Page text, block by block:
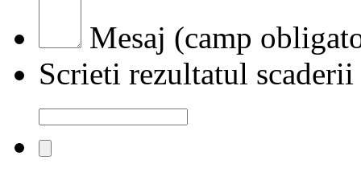
Mesaj (camp
Scrieti rezultatul scaderii